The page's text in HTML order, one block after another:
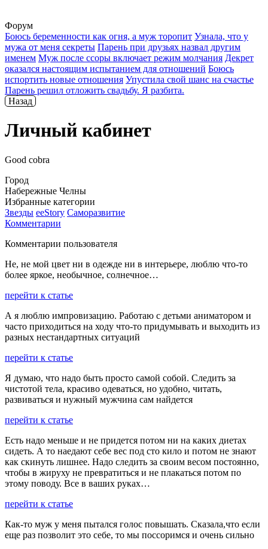
Форум
Боюсь беременности как огня, а муж торопит Узнала, что у
мужа от меня секреты Парень при друзьях назвал другим
именем Муж после ссоры включает режим молчания Декрет
оказался настоящим испытанием для отношений Боюсь
испортить новые отношения Упустила свой шанс на счастье
Парень решил отложить свадьбу. Я разбита.
Назад
Личный кабинет
Good cobra
Город
Набережные Челны
Избранные категории
Звезды ееStory Саморазвитие
Комментарии
Комментарии пользователя
Не, не мой цвет ни в одежде ни в интерьере, люблю что-то
более яркое, необычное, солнечное…
перейти к статье
А я люблю импровизацию. Работаю с детьми аниматором и
часто приходиться на ходу что-то придумывать и выходить из
разных нестандартных ситуаций
перейти к статье
Я думаю, что надо быть просто самой собой. Следить за
чистотой тела, красиво одеваться, но удобно, читать,
развиваться и нужный мужчина сам найдется
перейти к статье
Есть надо меньше и не придется потом ни на каких диетах
сидеть. А то наедают себе вес под сто кило и потом не знают
как скинуть лишнее. Надо следить за своим весом постоянно,
чтобы в жируху не превратиться и не плакаться потом по
этому поводу. Все в ваших руках…
перейти к статье
Как-то муж у меня пытался голос повышать. Сказала,что если
еще раз позволит это себе, то мы поссоримся и очень сильно